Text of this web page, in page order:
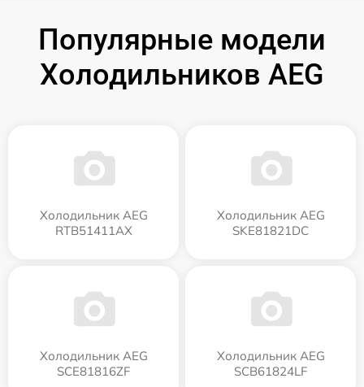
Популярные модели
Холодильников AEG
Холодильник AEG
RTB51411AX
Холодильник AEG
SKE81821DC
Холодильник AEG
SCE81816ZF
Холодильник AEG
SCB61824LF